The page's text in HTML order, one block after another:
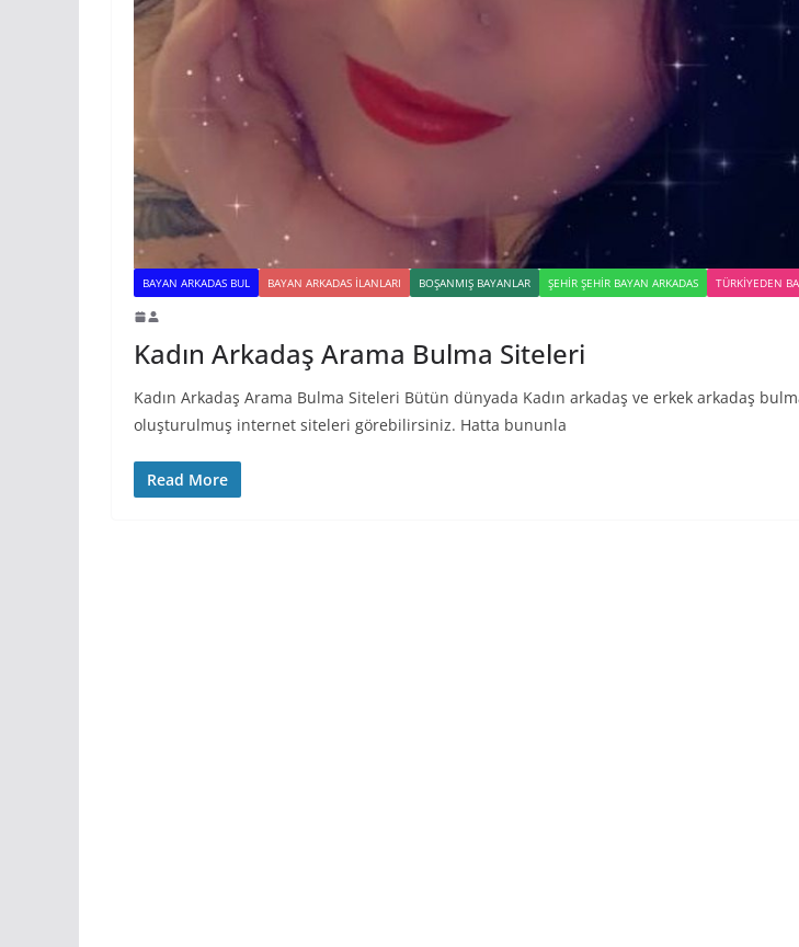
BAYAN ARKADAS BUL BAYAN ARKADAS ILANLARI BOŞANMIŞ BAYANLAR ŞEHIR ŞEHIR BAYAN ARKADAS TÜRKIYEDEN
Kadın Arkadaş Arama Bulma Siteleri
Kadın Arkadaş Arama Bulma Siteleri Bütün dünyada Kadın arkadaş ve erkek arkadaş
oluşturulmuş internet siteleri görebilirsiniz. Hatta bununla
Read More